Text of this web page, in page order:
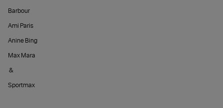
Barbour
Ami Paris
Anine Bing
Max Mara
&
Sportmax